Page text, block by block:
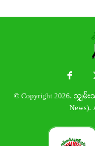
© Copyright 2026. သျှမ်
News).